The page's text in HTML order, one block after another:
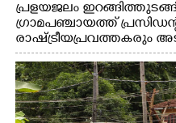
പ്രളയജലം
ഗ്രാമപഞ്ചായത്ത്
രാഷ്ട്രീയപ്രവത്തകരും
അടിഞ്ഞ് കൂടിയ ചെളിയും
നീക്കം ചെയ്യുന്നു.